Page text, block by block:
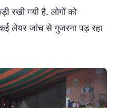
रखी गयी है. लोगों को
लेयर जांच से गुजरना पड़ रहा